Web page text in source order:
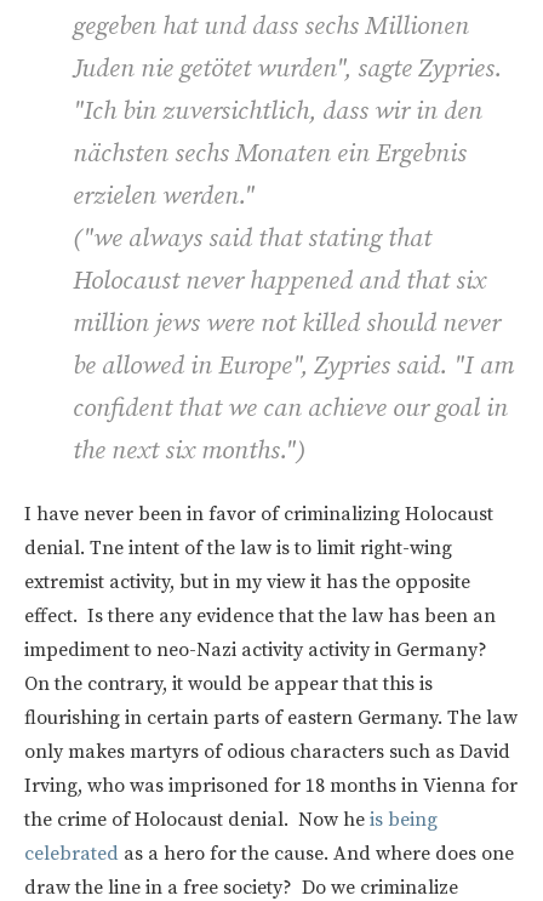
gegeben hat und dass sechs Millionen
Juden nie getötet wurden", sagte Zypries.
"Ich bin zuversichtlich, dass wir in den
nächsten sechs Monaten ein Ergebnis
erzielen werden."
("we always said that stating that
Holocaust never happened and that six
million jews were not killed should never
be allowed in Europe", Zypries said. "I am
confident that we can achieve our goal in
the next six months.")
I have never been in favor of criminalizing Holocaust
denial. Tne intent of the law is to limit right-wing
extremist activity, but in my view it has the opposite
effect. Is there any evidence that the law has been an
impediment to neo-Nazi activity activity in Germany?
On the contrary, it would be appear that this is
flourishing in certain parts of eastern Germany. The law
only makes martyrs of odious characters such as David
Irving, who was imprisoned for 18 months in Vienna for
the crime of Holocaust denial. Now he is being
celebrated as a hero for the cause. And where does one
draw the line in a free society? Do we criminalize